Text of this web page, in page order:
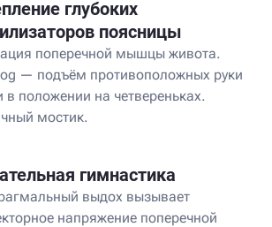
глубоких
поясницы
поперечной мышцы живота.
— подъём противоположных руки
в положении на четвереньках.
мостик.
гимнастика
выдох вызывает
напряжение поперечной